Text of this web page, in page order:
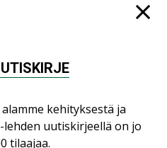
kehityksestä ja
uutiskirjeellä on jo
tilaajaa.